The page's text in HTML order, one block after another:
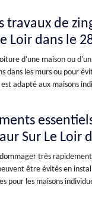
de
Loir dans le
d'une maison ou
les murs ou pour
adapté aux maisons
Sur Le Loir
très
être évités en
pour les maisons